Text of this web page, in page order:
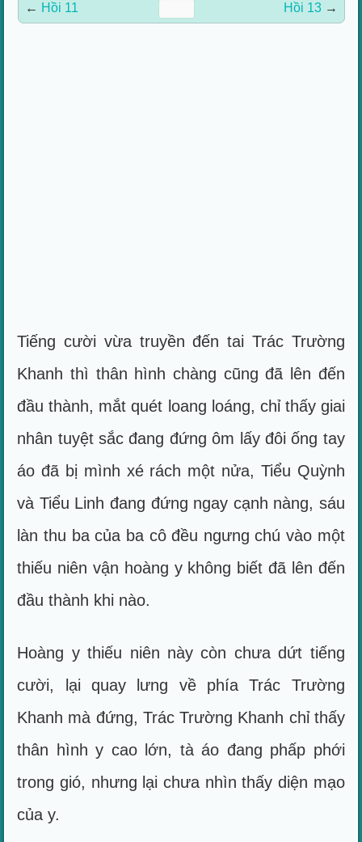
← Hồi 11 Hồi 13 →
Tiếng cười vừa truyền đến tai Trác Trường
Khanh thì thân hình chàng cũng đã lên đến
đầu thành, mắt quét loang loáng, chỉ thấy giai
nhân tuyệt sắc đang đứng ôm lấy đôi ống tay
áo đã bị mình xé rách một nửa, Tiểu Quỳnh
và Tiểu Linh đang đứng ngay cạnh nàng, sáu
làn thu ba của ba cô đều ngưng chú vào một
thiếu niên vận hoàng y không biết đã lên đến
đầu thành khi nào.
Hoàng y thiếu niên này còn chưa dứt tiếng
cười, lại quay lưng về phía Trác Trường
Khanh mà đứng, Trác Trường Khanh chỉ thấy
thân hình y cao lớn, tà áo đang phấp phới
trong gió, nhưng lại chưa nhìn thấy diện mạo
của y.